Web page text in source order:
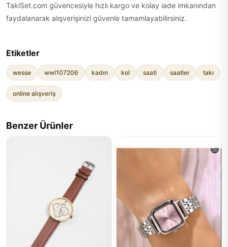
TakiSet.com güvencesiyle hızlı kargo ve kolay iade imkanından
faydalanarak alışverişinizi güvenle tamamlayabilirsiniz.
Etiketler
wesse wwl107206 kadın kol saati saatler takı
online alışveriş
Benzer Ürünler